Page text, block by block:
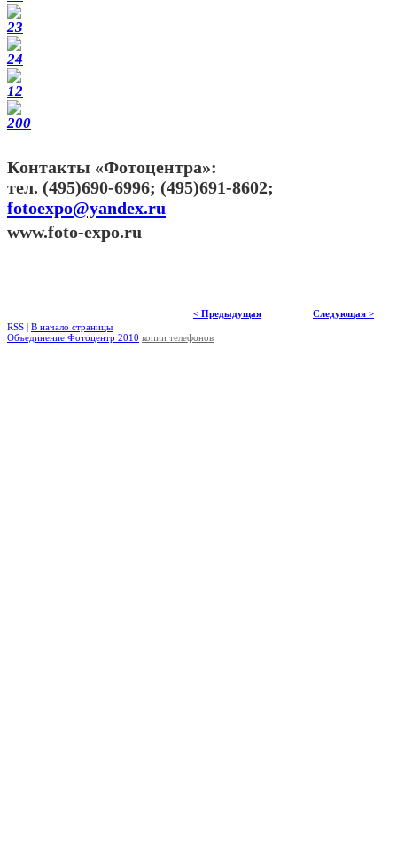
Контакты «Фотоцентра»:
тел. (495)690-6996; (495)691-8602;
fotoexpo@yandex.ru
www.foto-expo.ru
< Предыдущая
Следующая >
RSS | В начало страницы
Объединение Фотоцентр 2010 копии телефонов